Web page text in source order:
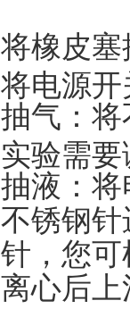
将橡皮
将电源
抽气：
实验需
抽液：
不锈钢
针，您
离心后